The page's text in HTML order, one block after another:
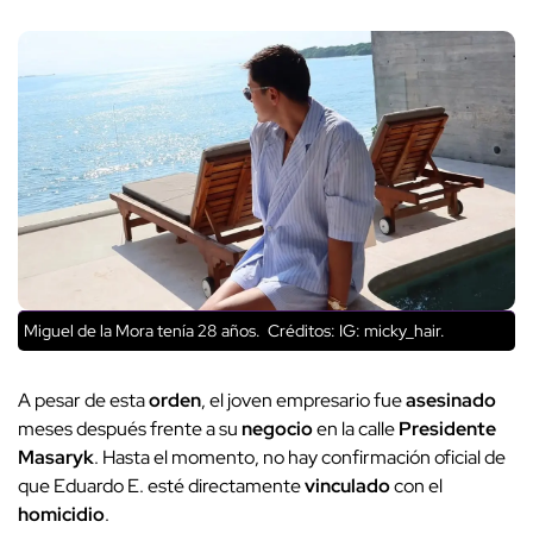
Miguel de la Mora tenía 28 años. Créditos: IG: micky_hair.
A pesar de estaorden, el joven empresario fueasesinado
meses después frente a sunegocioen la callePresidente
Masaryk. Hasta el momento, no hay confirmación oficial de
que Eduardo E. esté directamentevinculadocon el
homicidio.